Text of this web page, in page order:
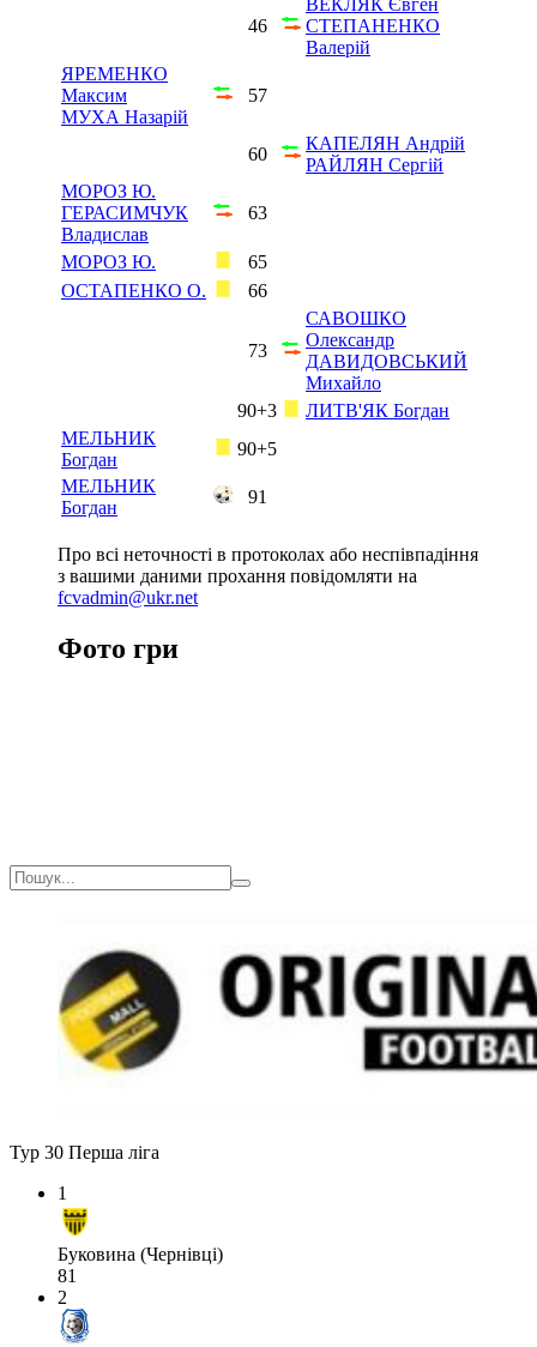
46
СТЕПАНЕНКО
Валерій
ЯРЕМЕНКО
Максим
МУХА Назарій
57
60
КАПЕЛЯН Андрій
РАЙЛЯН Сергій
МОРОЗ Ю.
ГЕРАСИМЧУК
Владислав
63
МОРОЗ Ю.
65
ОСТАПЕНКО О.
66
73
САВОШКО
Олександр
ДАВИДОВСЬКИЙ
Михайло
90+3
ЛИТВ'ЯК Богдан
МЕЛЬНИК
Богдан
90+5
МЕЛЬНИК
Богдан
91
Про всі неточності в протоколах або неспівпадіння
з вашими даними прохання повідомляти на
fcvadmin@ukr.net
Фото гри
Тур 30 Перша ліга
1
Буковина (Чернівці)
81
2